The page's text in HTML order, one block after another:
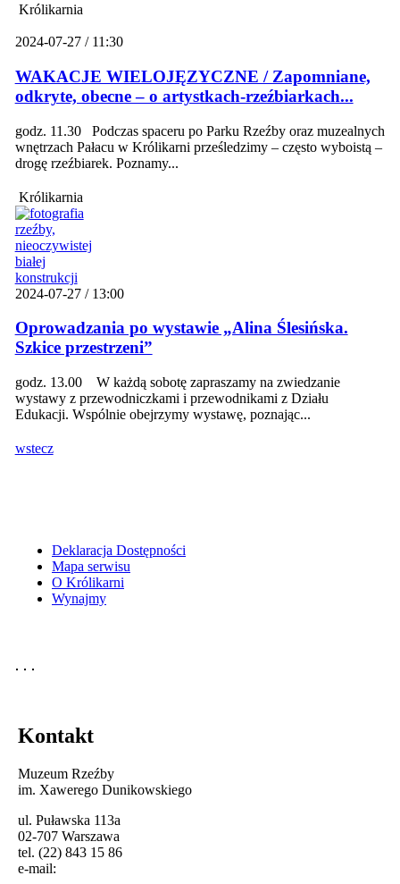
Królikarnia
2024-07-27 / 11:30
WAKACJE WIELOJĘZYCZNE / Zapomniane,
odkryte, obecne – o artystkach-rzeźbiarkach...
godz. 11.30 Podczas spaceru po Parku Rzeźby oraz muzealnych
wnętrzach Pałacu w Królikarni prześledzimy – często wyboistą –
drogę rzeźbiarek. Poznamy...
Królikarnia
2024-07-27 / 13:00
Oprowadzania po wystawie „Alina Ślesińska.
Szkice przestrzeni”
godz. 13.00 W każdą sobotę zapraszamy na zwiedzanie
wystawy z przewodniczkami i przewodnikami z Działu
Edukacji. Wspólnie obejrzymy wystawę, poznając...
wstecz
Deklaracja Dostępności
Mapa serwisu
O Królikarni
Wynajmy
Kontakt
Muzeum Rzeźby
im. Xawerego Dunikowskiego
ul. Puławska 113a
02-707 Warszawa
tel. (22) 843 15 86
e-mail: